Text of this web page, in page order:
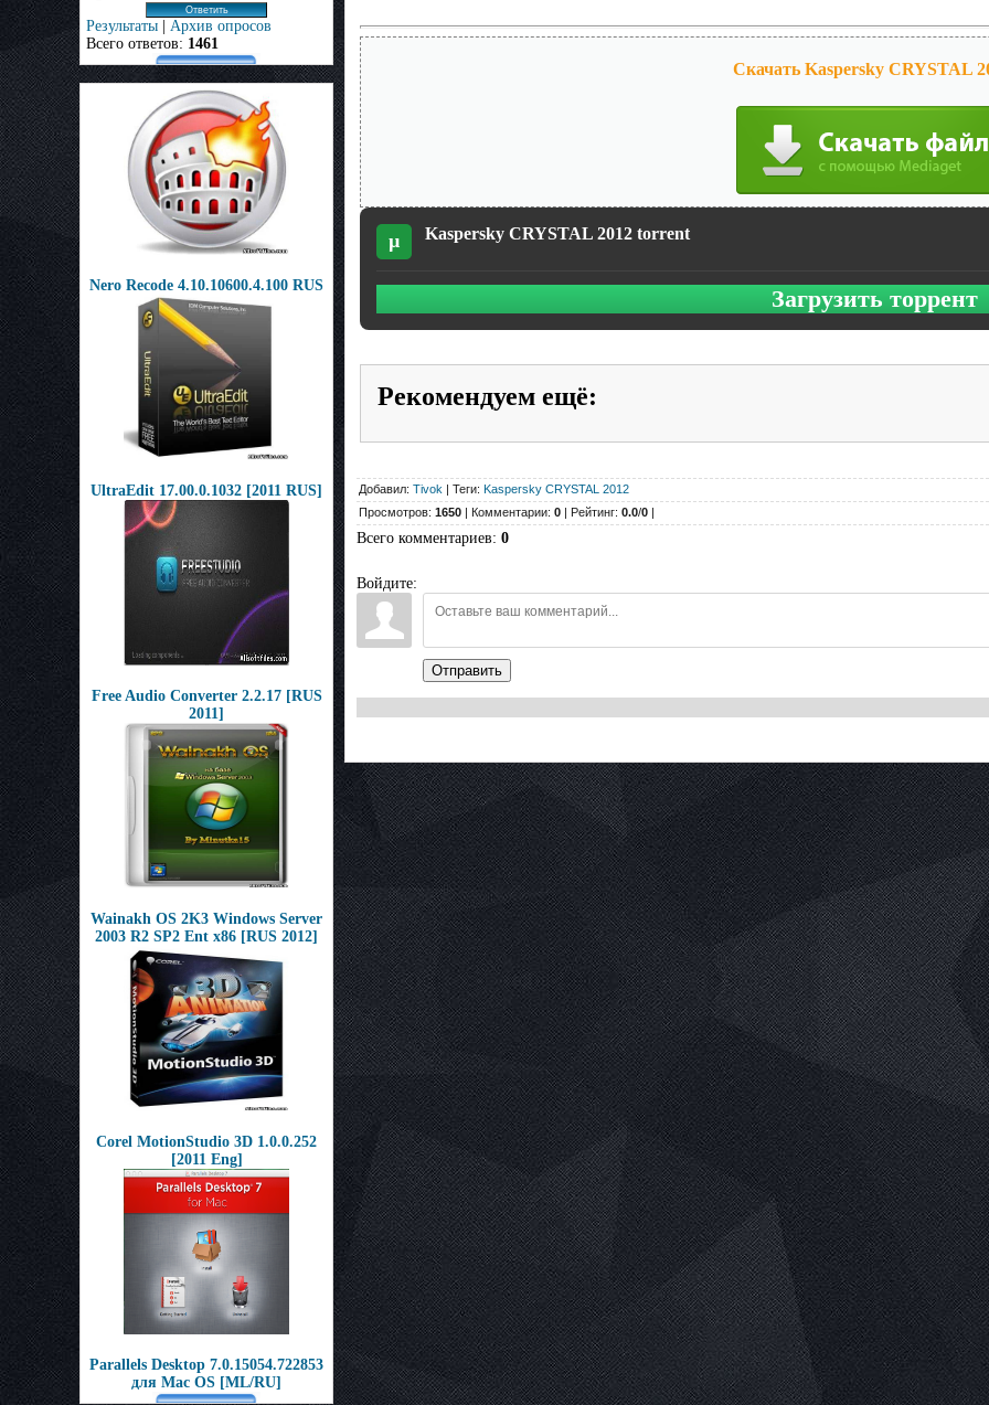
Результаты | Архив опросов
Всего ответов: 1461
Nero Recode 4.10.10600.4.100 RUS
UltraEdit 17.00.0.1032 [2011 RUS]
Free Audio Converter 2.2.17 [RUS
2011]
Wainakh OS 2K3 Windows Server
2003 R2 SP2 Ent x86 [RUS 2012]
Corel MotionStudio 3D 1.0.0.252
[2011 Eng]
Parallels Desktop 7.0.15054.722853
для Mac OS [ML/RU]
Скачать Kaspersky CRYSTAL
µ Kaspersky CRYSTAL 2012 torrent
Загрузить торрент
Рекомендуем ещё:
Добавил: Tivok | Теги: Kaspersky CRYSTAL 2012
Просмотров: 1650 | Комментарии: 0 | Рейтинг: 0.0/0 |
Всего комментариев: 0
Войдите:
Отправить